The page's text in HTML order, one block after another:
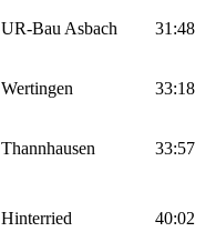
UR-Bau Asbach 31:48
Wertingen 33:18
Thannhausen 33:57
Hinterried 40:02